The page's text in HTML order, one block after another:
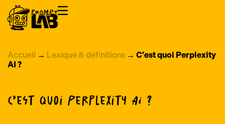
Accueil → Lexique & définitions → C’est quoi Perplexity
AI ?
C’est quoi Perplexity AI ?